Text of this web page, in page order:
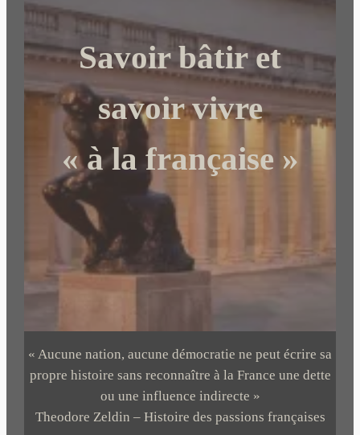
r
h
r
Savoir bâtir et
savoir vivre
« à la française »
« Aucune nation, aucune démocratie ne peut écrire sa
propre histoire sans reconnaître à la France une dette
ou une influence indirecte »
Theodore Zeldin – Histoire des passions françaises